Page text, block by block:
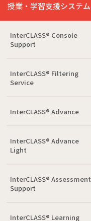
授業・学習支援システム
InterCLASS®︎ Console
Support
InterCLASS®︎ Filtering
Service
InterCLASS® Advance
InterCLASS® Advance
Light
InterCLASS®︎ Assessment
Support
InterCLASS® Learning